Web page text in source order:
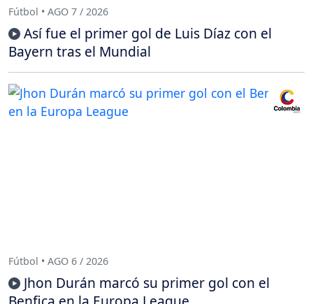
Fútbol • AGO 7 / 2026
Así fue el primer gol de Luis Díaz con el
Bayern tras el Mundial
Fútbol • AGO 6 / 2026
Jhon Durán marcó su primer gol con el